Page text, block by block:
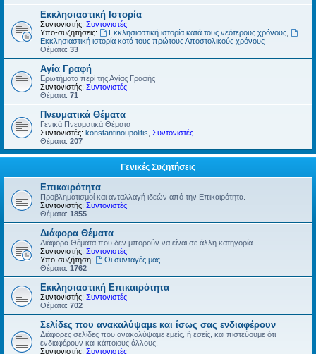
Εκκλησιαστική Ιστορία
Συντονιστής: Συντονιστές
Υπο-συζητήσεις:
Εκκλησιαστική ιστορία κατά τους νεότερους χρόνους,
Εκκλησιαστική ιστορία κατά τους πρώτους Αποστολικούς χρόνους
Θέματα: 33
Αγία Γραφή
Ερωτήματα περί της Αγίας Γραφής
Συντονιστής: Συντονιστές
Θέματα: 71
Πνευματικά Θέματα
Γενικά Πνευματικά Θέματα
Συντονιστές: konstantinoupolitis Συντονιστές
Θέματα: 207
Γενικές Συζητήσεις
Επικαιρότητα
Προβληματισμοί και ανταλλαγή ιδεών από την Επικαιρότητα.
Συντονιστής: Συντονιστές
Θέματα: 1855
Διάφορα Θέματα
Διάφορα Θέματα που δεν μπορούν να είναι σε άλλη κατηγορία
Συντονιστής: Συντονιστές
Υπο-συζήτηση:
Οι συνταγές μας
Θέματα: 1762
Εκκλησιαστική Επικαιρότητα
Συντονιστής: Συντονιστές
Θέματα: 702
Σελίδες που ανακαλύψαμε και ίσως σας ενδιαφέρουν
Διάφορες σελίδες που ανακαλύψαμε εμείς, ή εσείς, και πιστεύουμε ότι
ενδιαφέρουν και κάποιους άλλους.
Συντονιστής: Συντονιστές